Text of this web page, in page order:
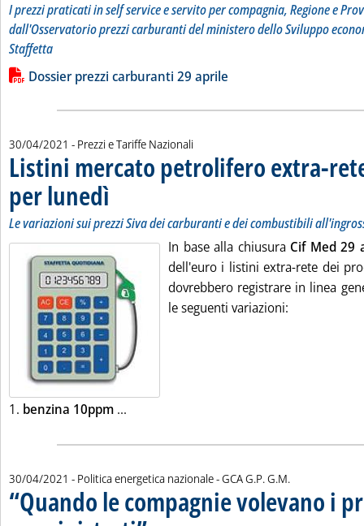
I prezzi praticati in self service e servito per compagnia, Regione e
dall'Osservatorio prezzi carburanti del ministero dello Sviluppo
Staffetta
Leggi tutta la notizia: 'Dossier prezzi carburanti'
Lista allegati PDF alla notizia
Dossier prezzi carburanti 29 aprile
30/04/2021 - Prezzi e Tariffe Nazionali
Listini mercato petrolifero extra-
per lunedì . Sottotitolo: Le variazioni sui prezzi Siva dei carburanti e dei
. Pubblicata venerdì 30 aprile 2021 alle 9.18.
Le variazioni sui prezzi Siva dei carburanti e dei combustibili
In base alla chiusura Cif Med 29
dell'euro i listini extra-rete dei
dovrebbero registrare in linea
le seguenti variazioni:
1. benzina 10ppm ...
30/04/2021 - Politica energetica nazionale -di:
GCA G.P. G.M.
“Quando le compagnie volevano i
. Sottotitolo: Intervista a Giuseppe Gatti: 30 anni dopo
. Pubblicata venerdì 30 aprile 2021 alle 9.15.